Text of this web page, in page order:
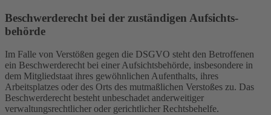
Beschwerde­recht bei der zuständigen Aufsichts­
behörde
Im Falle von Verstößen gegen die DSGVO steht den Betroffenen
ein Beschwerderecht bei einer Aufsichtsbehörde, insbesondere in
dem Mitgliedstaat ihres gewöhnlichen Aufenthalts, ihres
Arbeitsplatzes oder des Orts des mutmaßlichen Verstoßes zu. Das
Beschwerderecht besteht unbeschadet anderweitiger
verwaltungsrechtlicher oder gerichtlicher Rechtsbehelfe.